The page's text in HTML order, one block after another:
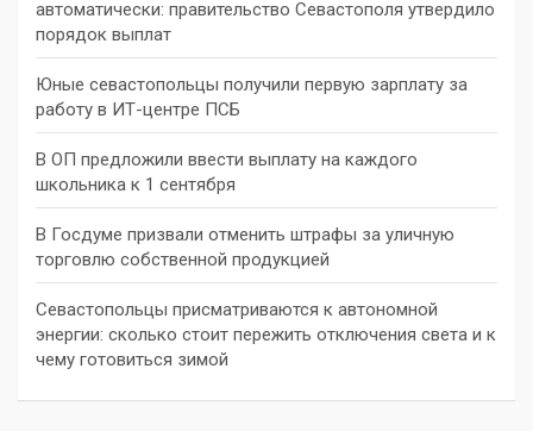
автоматически: правительство Севастополя утвердило
порядок выплат
Юные севастопольцы получили первую зарплату за
работу в ИТ-центре ПСБ
В ОП предложили ввести выплату на каждого
школьника к 1 сентября
В Госдуме призвали отменить штрафы за уличную
торговлю собственной продукцией
Севастопольцы присматриваются к автономной
энергии: сколько стоит пережить отключения света и к
чему готовиться зимой